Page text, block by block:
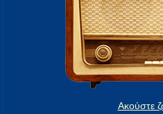
Ακούστε